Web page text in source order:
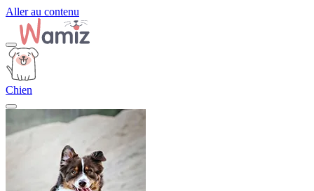
Aller au contenu
Chien